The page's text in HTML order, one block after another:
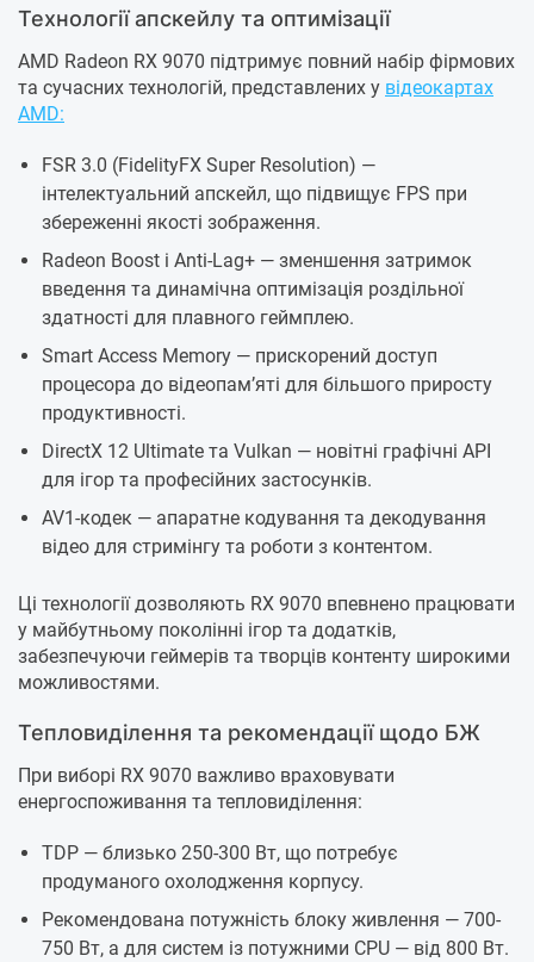
Технології апскейлу та оптимізації
AMD Radeon RX 9070 підтримує повний набір фірмових
та сучасних технологій, представлених у відеокартах
AMD:
FSR 3.0 (FidelityFX Super Resolution) —
інтелектуальний апскейл, що підвищує FPS при
збереженні якості зображення.
Radeon Boost і Anti-Lag+ — зменшення затримок
введення та динамічна оптимізація роздільної
здатності для плавного геймплею.
Smart Access Memory — прискорений доступ
процесора до відеопам’яті для більшого приросту
продуктивності.
DirectX 12 Ultimate та Vulkan — новітні графічні API
для ігор та професійних застосунків.
AV1-кодек — апаратне кодування та декодування
відео для стримінгу та роботи з контентом.
Ці технології дозволяють RX 9070 впевнено працювати
у майбутньому поколінні ігор та додатків,
забезпечуючи геймерів та творців контенту широкими
можливостями.
Тепловиділення та рекомендації щодо БЖ
При виборі RX 9070 важливо враховувати
енергоспоживання та тепловиділення:
TDP — близько 250-300 Вт, що потребує
продуманого охолодження корпусу.
Рекомендована потужність блоку живлення — 700-
750 Вт, а для систем із потужними CPU — від 800 Вт.